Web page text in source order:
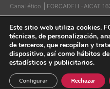
Canal ético
FORCADELL-AICAT
Quiero
Este sitio web utiliza cookies.
técnicas, de personalización,
de terceros, que recopilan y
dispositivo, así como hábitos
estadísticos y publicitarios.
Rechazar
Configurar